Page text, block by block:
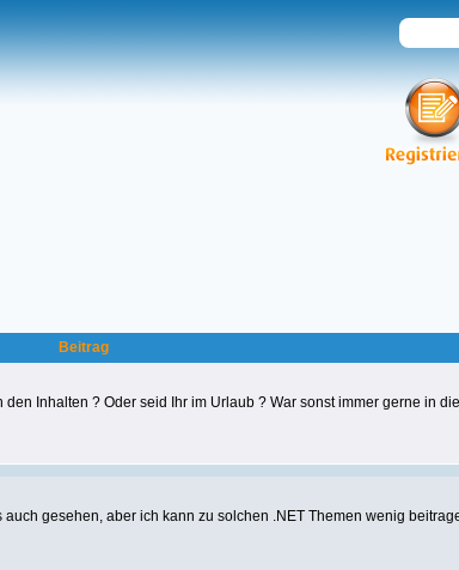
Beitrag
Inhalten ? Oder seid Ihr im Urlaub ? War sonst immer gerne in
gesehen, aber ich kann zu solchen .NET Themen wenig